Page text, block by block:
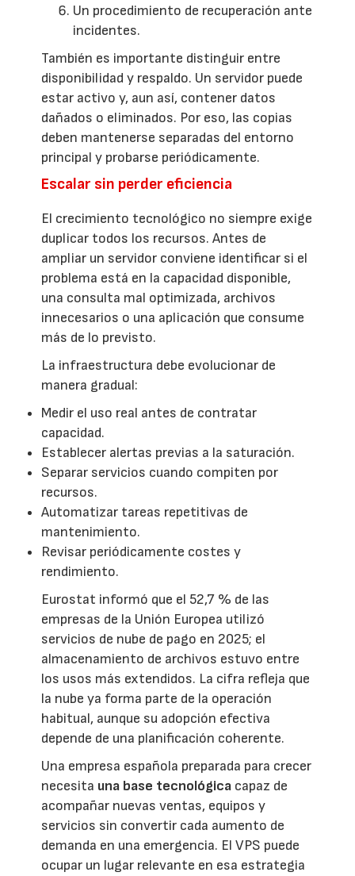
Un procedimiento de recuperación ante
incidentes.
También es importante distinguir entre
disponibilidad y respaldo. Un servidor puede
estar activo y, aun así, contener datos
dañados o eliminados. Por eso, las copias
deben mantenerse separadas del entorno
principal y probarse periódicamente.
Escalar sin perder eficiencia
El crecimiento tecnológico no siempre exige
duplicar todos los recursos. Antes de
ampliar un servidor conviene identificar si el
problema está en la capacidad disponible,
una consulta mal optimizada, archivos
innecesarios o una aplicación que consume
más de lo previsto.
La infraestructura debe evolucionar de
manera gradual:
Medir el uso real antes de contratar
capacidad.
Establecer alertas previas a la saturación.
Separar servicios cuando compiten por
recursos.
Automatizar tareas repetitivas de
mantenimiento.
Revisar periódicamente costes y
rendimiento.
Eurostat informó que el 52,7 % de las
empresas de la Unión Europea utilizó
servicios de nube de pago en 2025; el
almacenamiento de archivos estuvo entre
los usos más extendidos. La cifra refleja que
la nube ya forma parte de la operación
habitual, aunque su adopción efectiva
depende de una planificación coherente.
Una empresa española preparada para crecer
necesita una base tecnológica capaz de
acompañar nuevas ventas, equipos y
servicios sin convertir cada aumento de
demanda en una emergencia. El VPS puede
ocupar un lugar relevante en esa estrategia